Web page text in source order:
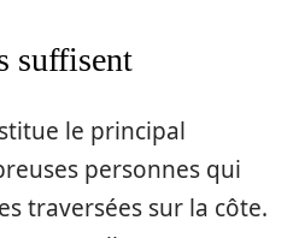
suffisent
le principal
personnes qui
traversées sur la côte.